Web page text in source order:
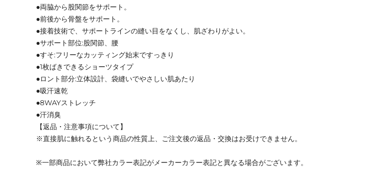
●両脇から股関節をサポート。
●前後から骨盤をサポート。
●接着技術で、サポートラインの縫い目をなくし、肌ざわりがよい。
●サポート部位:股関節、腰
●すそ:フリーなカッティング始末ですっきり
●1枚ばきできるショーツタイプ
●ロント部分:立体設計、袋縫いでやさしい肌あたり
●吸汗速乾
●8WAYストレッチ
●汗消臭
【返品・注意事項について】
※直接肌に触れるという商品の性質上、ご注文後の返品・交換はお受けできません。
※一部商品において弊社カラー表記がメーカーカラー表記と異なる場合がございます。